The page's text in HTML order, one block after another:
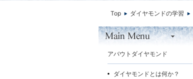
アバウトダイヤモンド
ダイヤモンドとは何か？
Top ダイヤモンドの学習